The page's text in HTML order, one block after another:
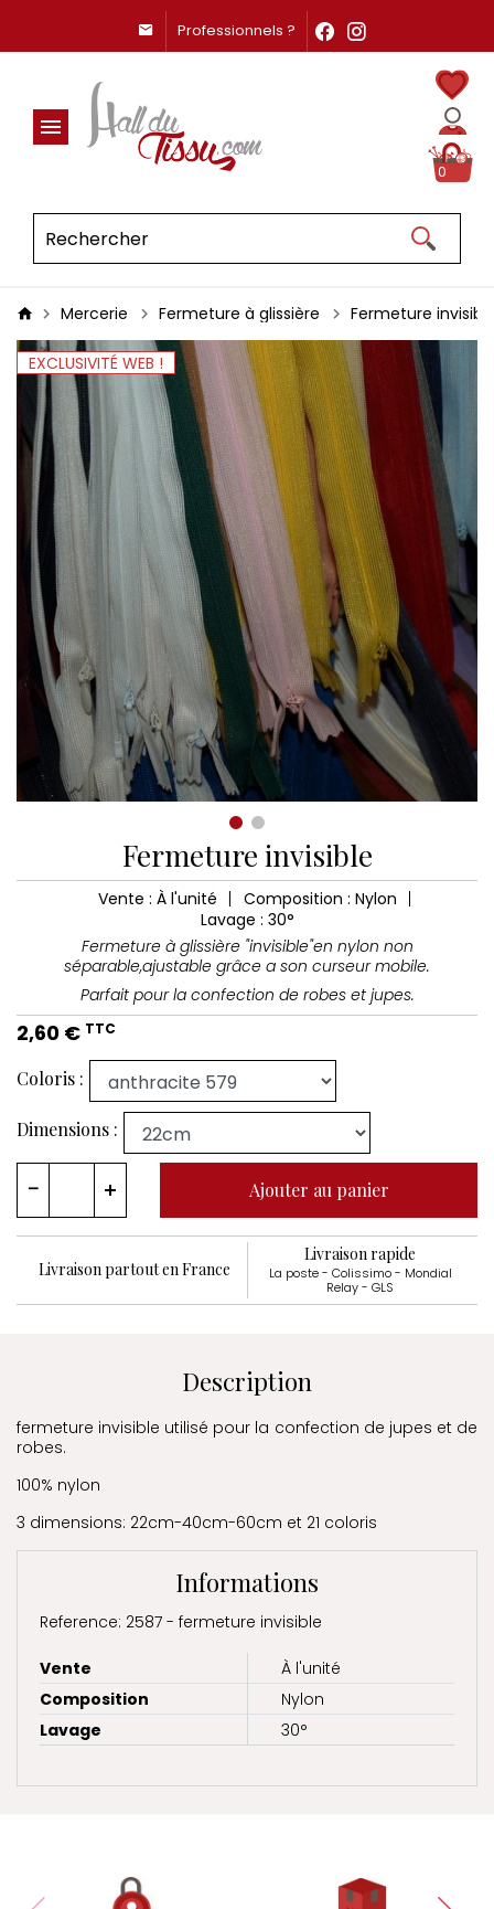
Professionnels ?
0
Mercerie Fermeture à glissière Fermeture
EXCLUSIVITÉ WEB !
Fermeture invisible
Vente : À l'unité
Composition : Nylon
Lavage : 30°
Fermeture à glissière "invisible"en nylon non
séparable,ajustable grâce a son curseur mobile.
Parfait pour la confection de robes et jupes.
2,60 € TTC
Coloris :
Dimensions :
Ajouter au panier
Livraison partout en France
Livraison rapide
La poste - Colissimo - Mondial
Relay - GLS
Description
fermeture invisible utilisé pour la confection de jupes et de
robes.
100% nylon
3 dimensions: 22cm-40cm-60cm et 21 coloris
Informations
Reference: 2587 - fermeture invisible
Vente
À l'unité
Composition
Nylon
Lavage
30°